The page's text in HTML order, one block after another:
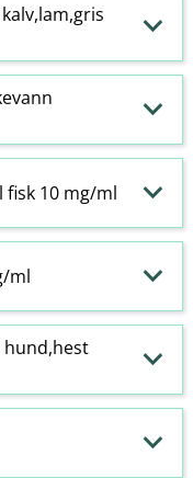
fisk 10 mg/ml
ml
hund,hest